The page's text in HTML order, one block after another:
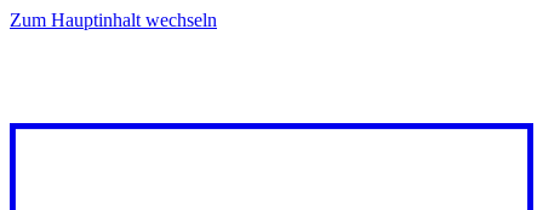
Zum Hauptinhalt wechseln